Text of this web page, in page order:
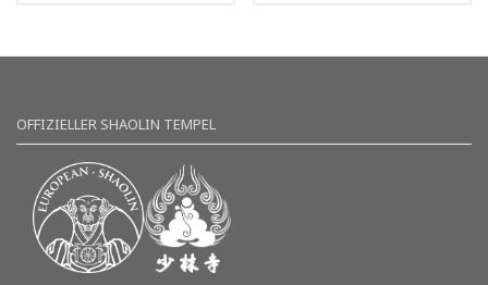
OFFIZIELLER SHAOLIN TEMPEL